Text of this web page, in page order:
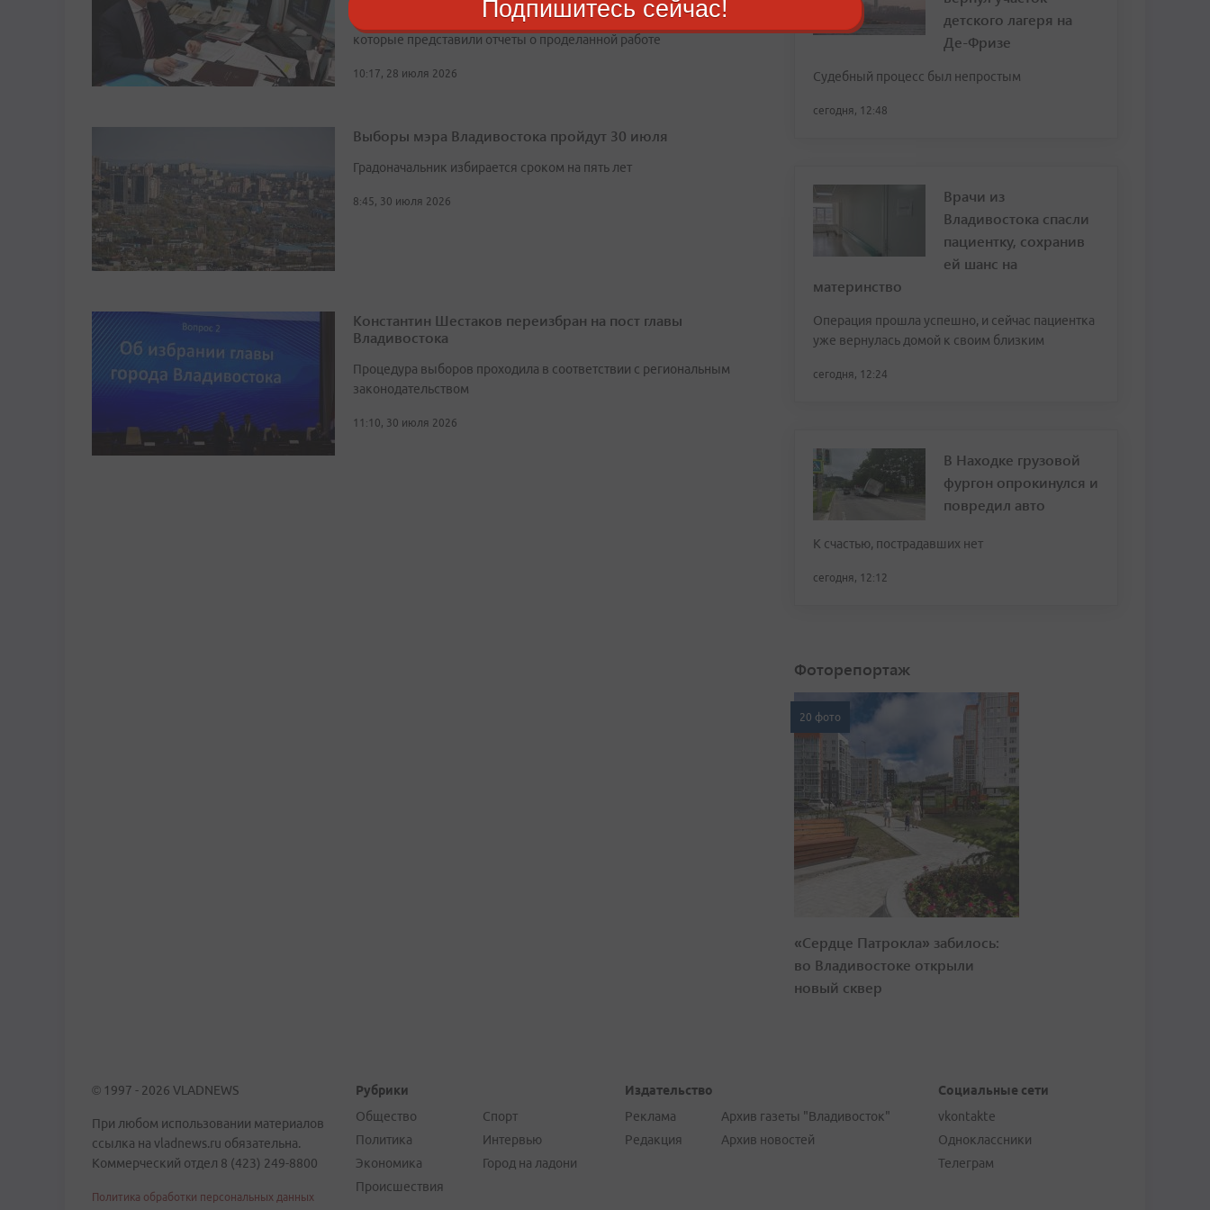
Госдумы Вячеслава Володина и лидеров всех пяти думских фракций,
которые представили отчеты о проделанной работе
10:17, 28 июля 2026
Выборы мэра Владивостока пройдут 30 июля
Градоначальник избирается сроком на пять лет
8:45, 30 июля 2026
Константин Шестаков переизбран на пост главы
Владивостока
Процедура выборов проходила в соответствии с региональным
законодательством
11:10, 30 июля 2026
детского лагеря на
Де-Фризе
Судебный процесс был непростым
сегодня, 12:48
Врачи из
Владивостока спасли
пациентку, сохранив
ей шанс на
материнство
Операция прошла успешно, и сейчас пациентка
уже вернулась домой к своим близким
сегодня, 12:24
В Находке грузовой
фургон опрокинулся и
повредил авто
К счастью, пострадавших нет
сегодня, 12:12
Фоторепортаж
20 фото
«Сердце Патрокла» забилось:
во Владивостоке открыли
новый сквер
© 1997 - 2026 VLADNEWS
При любом использовании материалов
ссылка на vladnews.ru обязательна.
Коммерческий отдел 8 (423) 249-8800
Политика обработки персональных данных
Рубрики
Общество
Политика
Экономика
Происшествия
Спорт
Интервью
Город на ладони
Издательство
Реклама
Редакция
Архив газеты "Владивосток"
Архив новостей
Социальные сети
vkontakte
Одноклассники
Телеграм
Подпишитесь сейчас!